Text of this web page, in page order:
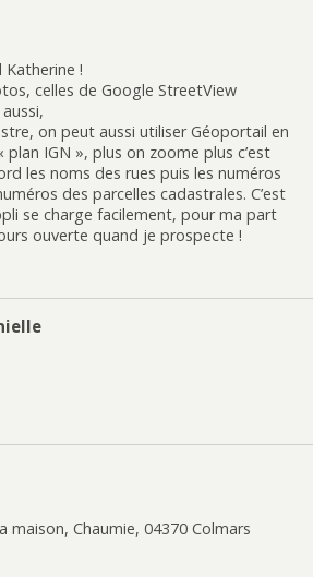
Katherine !
celles de Google StreetView
on peut aussi utiliser Géoportail en
plan IGN », plus on zoome plus c’est
les noms des rues puis les numéros
des parcelles cadastrales. C’est
se charge facilement, pour ma part
ouverte quand je prospecte !
maison, Chaumie, 04370 Colmars